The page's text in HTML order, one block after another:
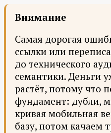
Внимание
Самая дорогая
ссылки или
до технического
семантики. Деньги
растёт, потому что
фундамент: дубли,
кривая мобильная
базу, потом качаем